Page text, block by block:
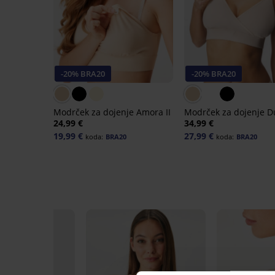
-20% BRA20
Modrček za dojenje Amora II
24,99 €
19,99 € koda: BRA20
-20% BRA20
Modrček za dojenje
34,99 €
27,99 € koda: BRA20